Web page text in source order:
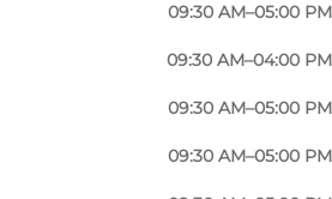
09:30 AM–05:00 PM
09:30 AM–04:00 PM
09:30 AM–05:00 PM
09:30 AM–05:00 PM